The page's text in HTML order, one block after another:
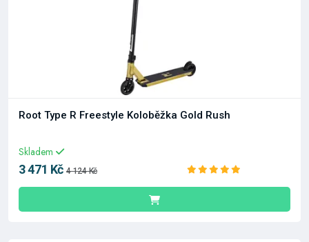
Root Type R Freestyle Koloběžka Gold Rush
Skladem
3 471 Kč 4 124 Kč